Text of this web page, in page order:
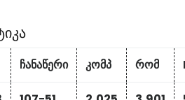
ჩანაწერი კომპ რომ